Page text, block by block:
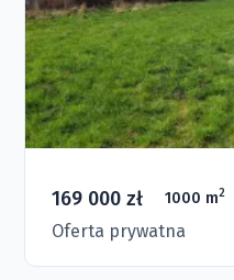
169 000 zł 1000 m2
Oferta prywatna